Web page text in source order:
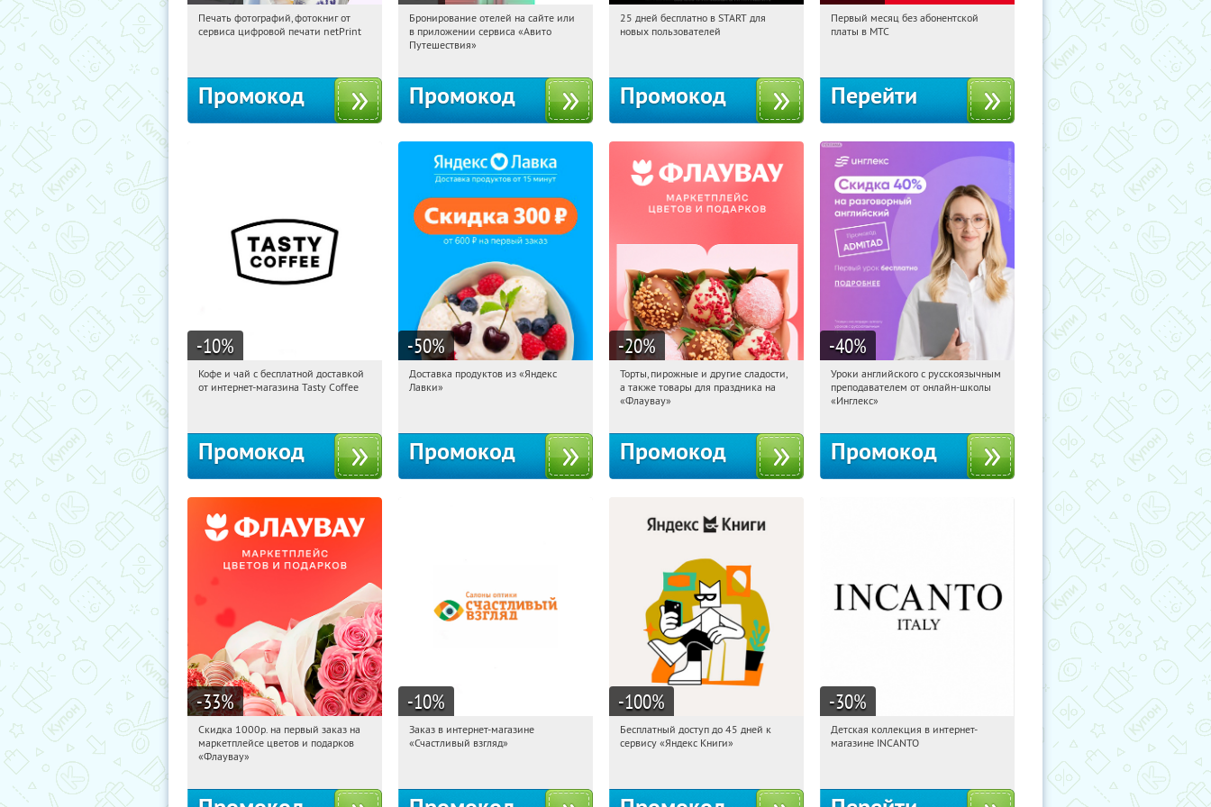
15:10:25 Получили:
Печать фотографий, фотокниг от
сервиса цифровой печати netPrint
Промокод
15:10:25
Получи первым!
Россия
Бронирование отелей на сайте или
в приложении сервиса «Авито
Путешествия»
Промокод
15:10:25
Получи первым!
25 дней бесплатно в START для
новых пользователей
Промокод
15:10:25
Получи первым!
Первый месяц без абонентской
платы в МТС
Перейти
-10%
15:10:25
Получи первым!
Кофе и чай с бесплатной доставкой
от интернет-магазина Tasty Coffee
Промокод
-50%
15:10:25 Получили:
Доставка продуктов из «Яндекс
Лавки»
Промокод
-20%
15:10:25 Получили:
Россия
Торты, пирожные и другие сладости,
а также товары для праздника на
«Флаувау»
Промокод
-40%
15:10:25
Получи первым!
Россия
Уроки английского с русскоязычным
преподавателем от онлайн-школы
«Инглекс»
Промокод
-33%
15:10:25 Получили:
Россия
Скидка 1000р. на первый заказ на
маркетплейсе цветов и подарков
«Флаувау»
-10%
15:10:25
Получи первым!
Заказ в интернет-магазине
«Счастливый взгляд»
-100%
15:10:25
Получи первым!
Бесплатный доступ до 45 дней к
сервису «Яндекс Книги»
-30%
15:10:25
Получи первым!
Детская коллекция в интернет-
магазине INCANTO